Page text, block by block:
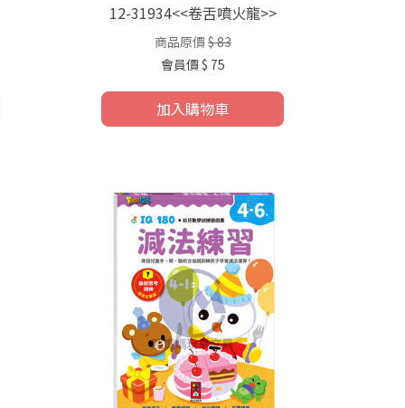
12-31934<<卷舌噴火龍>>
商品原價 $ 83
會員價 $ 75
加入購物車